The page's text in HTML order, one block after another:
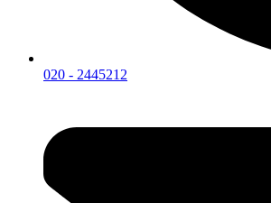
020 - 2445212